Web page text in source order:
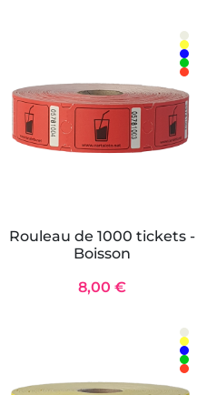
Rouleau de 1000 tickets -
Boisson
8,00 €